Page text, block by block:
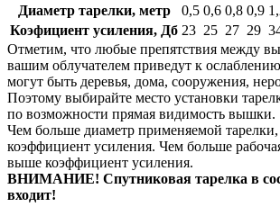
Диаметр тарелки, метр
0,5 0,6 0,8 0,9
Коэфициент усиления, Дб 23 25 27 29
Отметим, что любые препятствия между
вашим облучателем приведут к
могут быть деревья, дома, сооружения,
Поэтому выбирайте место установки
по возможности прямая видимость вышки.
Чем больше диаметр применяемой
коэффициент усиления. Чем больше
выше коэффициент усиления.
ВНИМАНИЕ! Спутниковая тарелка в
входит!